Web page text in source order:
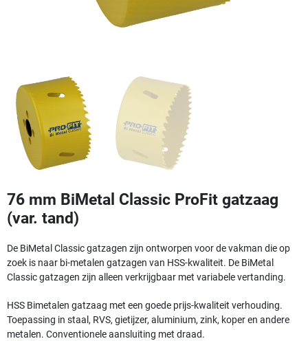
76 mm BiMetal Classic ProFit gatzaag
(var. tand)
De BiMetal Classic gatzagen zijn ontworpen voor de vakman die op
zoek is naar bi-metalen gatzagen van HSS-kwaliteit. De BiMetal
Classic gatzagen zijn alleen verkrijgbaar met variabele vertanding.
HSS Bimetalen gatzaag met een goede prijs-kwaliteit verhouding.
Toepassing in staal, RVS, gietijzer, aluminium, zink, koper en andere
metalen. Conventionele aansluiting met draad.